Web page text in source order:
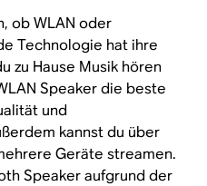
ob WLAN oder
Technologie hat ihre
zu Hause Musik hören
Speaker die beste
und
kannst du über
Geräte streamen.
Speaker aufgrund der